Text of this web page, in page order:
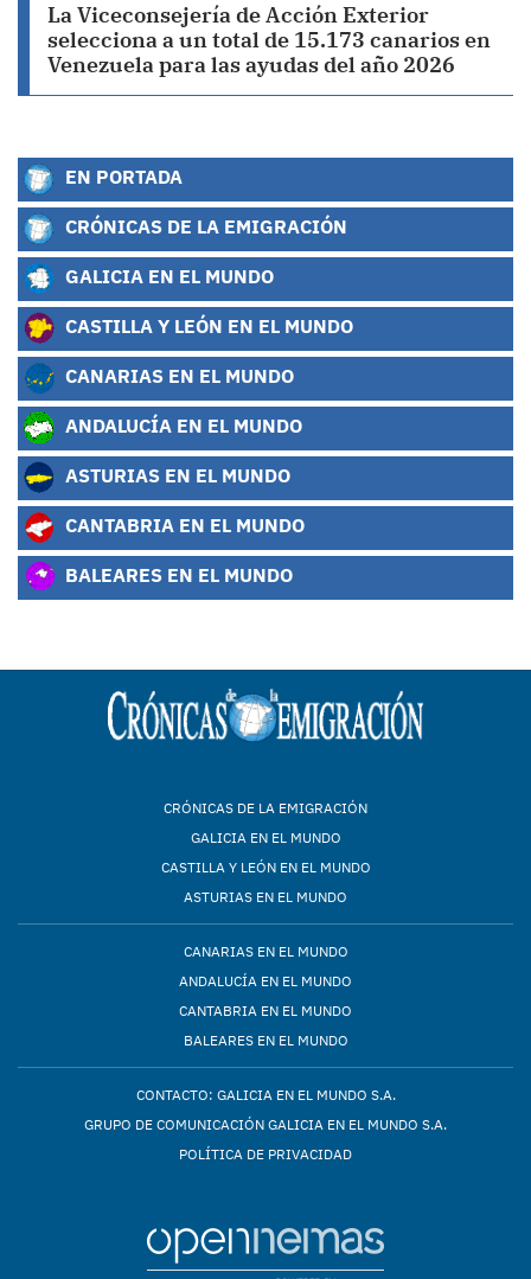
La Viceconsejería de Acción Exterior
selecciona a un total de 15.173 canarios en
Venezuela para las ayudas del año 2026
EN PORTADA
CRÓNICAS DE LA EMIGRACIÓN
GALICIA EN EL MUNDO
CASTILLA Y LEÓN EN EL MUNDO
CANARIAS EN EL MUNDO
ANDALUCÍA EN EL MUNDO
ASTURIAS EN EL MUNDO
CANTABRIA EN EL MUNDO
BALEARES EN EL MUNDO
CRÓNICAS DE LA EMIGRACIÓN
GALICIA EN EL MUNDO
CASTILLA Y LEÓN EN EL MUNDO
ASTURIAS EN EL MUNDO
CANARIAS EN EL MUNDO
ANDALUCÍA EN EL MUNDO
CANTABRIA EN EL MUNDO
BALEARES EN EL MUNDO
CONTACTO: GALICIA EN EL MUNDO S.A.
GRUPO DE COMUNICACIÓN GALICIA EN EL MUNDO S.A.
POLÍTICA DE PRIVACIDAD